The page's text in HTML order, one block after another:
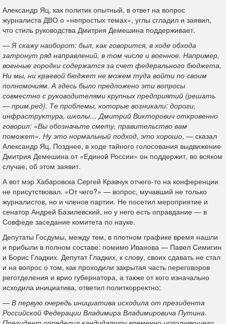
Александр Яц, как политик опытный, в ответ на вопрос
журналиста ДВО о «непростых темах», углы сгладил и заявил,
что стиль руководства Дмитрия Демешина поддерживает.
— Я скажу наоборот: был, как говорится, в ходе обхода
затронут ряд направлений, в том числе и военное. Например,
военные городки содержатся за счет федерального бюджета.
Ни мы, ни краевой бюджет не можем туда войти по своим
полномочиям. А здесь было предложено эти вопросы
совместно с руководителями крупных предприятий (решать
— прим.ред). Те проблемы, которые возникали: дороги,
инфраструктура, школы… Дмитрий Викторович откровенно
говорил: «Вы обозначьте смету, правительство вам
поможет». Ну это нормальный подход, это хорошо, — сказал
Александр Яц. Позднее, в ходе тайного голосования выдвижение
Дмитрия Демешина от «Единой России» он поддержит, во всяком
случае, об этом заявит.
А вот мэр Хабаровска Сергей Кравчук отчего-то на конференции
не присутствовал. «От чего?» — вопрос, мучавший не только
журналистов, но и членов партии. Не посетил мероприятие и
сенатор Андрей Базилевский, но у него есть оправдание — в
Совфеде заседание комитета по науке.
Депутаты Госдумы, между тем, в плотном графике время нашли
и прибыли в полном составе: помимо Иванова — Павел Симигин
и Борис Гладких. Депутат Гладких, к слову, своих сдавать не стал
и на вопрос о том, как проходили закрытая часть переговоров
реготделения и врио губернатора, а также от кого изначально
исходила инициатива, ответил политкорректно:
— В первую очередь инициатива исходила от президента
Российской Федерации Владимира Владимировича Путина.